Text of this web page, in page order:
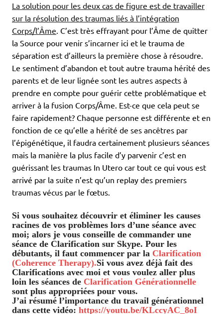
La solution pour les deux cas de figure est de travailler
sur la résolution des traumas liés à l’intégration
Corps/l’Âme. C’est très effrayant pour l’Âme de quitter
la Source pour venir s’incarner ici et le trauma de
séparation est d’ailleurs la première chose à résoudre.
Le sentiment d’abandon et tout autre trauma hérité des
parents et de leur lignée sont les autres aspects à
prendre en compte pour guérir cette problématique et
arriver à la fusion Corps/Âme. Est-ce que cela peut se
faire rapidement? Chaque personne est différente et en
fonction de ce qu’elle a hérité de ses ancêtres par
l’épigénétique, il faudra certainement plusieurs séances
mais la manière la plus facile d’y parvenir c’est en
guérissant les traumas In Utero car tout ce qui vous est
arrivé par la suite n’est qu’un replay des premiers
traumas vécus par le fœtus.
Si vous souhaitez découvrir et éliminer les causes
racines de vos problèmes lors d’une séance avec
moi; alors je vous conseille de commander une
séance de Clarification sur Skype. Pour les
débutants, il faut commencer par la Clarification
(Coherence Therapy).Si vous avez déjà fait des
Clarifications avec moi et vous voulez aller plus
loin les séances de Clarification Générationnelle
sont plus appropriées pour vous.
J’ai résumé l’importance du travail générationnel
dans cette vidéo: https://youtu.be/KLccyAC_8oI